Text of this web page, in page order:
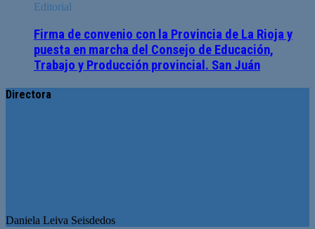
Editorial
Firma de convenio con la Provincia de La Rioja y
puesta en marcha del Consejo de Educación,
Trabajo y Producción provincial. San Juán
Directora
Daniela Leiva Seisdedos